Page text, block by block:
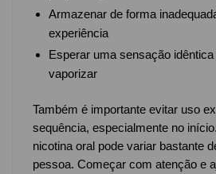
Armazenar de forma
experiência
Esperar uma sensação
vaporizar
Também é importante evitar uso
sequência, especialmente no
nicotina oral pode variar bastante
pessoa. Começar com atenção e